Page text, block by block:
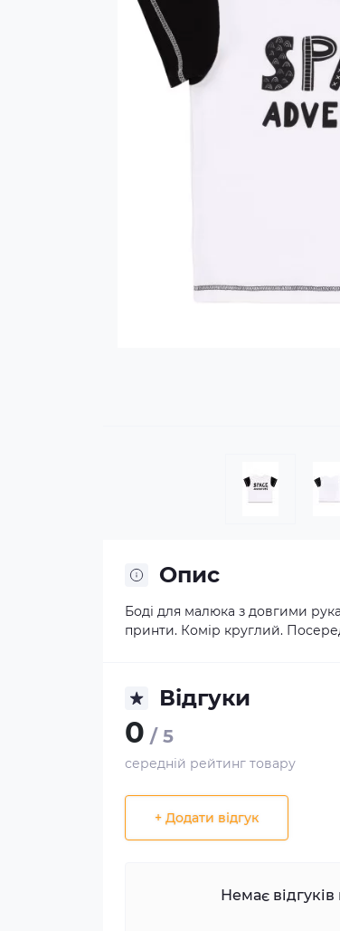
Опис
Боді для малюка з довгими
принти. Комір круглий.
Відгуки
0 / 5
середній рейтинг товару
+ Додати відгук
Немає